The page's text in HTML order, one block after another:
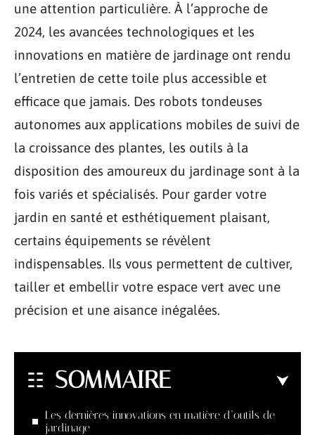
une attention particulière. À l’approche de
2024, les avancées technologiques et les
innovations en matière de jardinage ont rendu
l’entretien de cette toile plus accessible et
efficace que jamais. Des robots tondeuses
autonomes aux applications mobiles de suivi de
la croissance des plantes, les outils à la
disposition des amoureux du jardinage sont à la
fois variés et spécialisés. Pour garder votre
jardin en santé et esthétiquement plaisant,
certains équipements se révèlent
indispensables. Ils vous permettent de cultiver,
tailler et embellir votre espace vert avec une
précision et une aisance inégalées.
SOMMAIRE
Les dernières innovations en matière d’outils de
jardinage